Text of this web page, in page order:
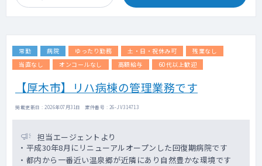
常勤 病院 ゆったり勤務 土・日・祝休み可
残業なし
当直なし
オンコールなし 高額給与 60代以上歓迎
【厚木市】リハ病棟の管理業務です
掲載更新日 : 2026年07月31日 案件番号 : 26-JV314713
担当エージェントより
・平成30年8月にリニューアルオープンした回復期病院です
・都内から一番近い温泉郷が近隣にあり自然豊かな環境です